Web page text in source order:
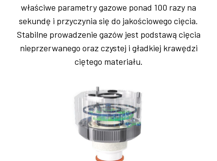
właściwe parametry gazowe ponad 100 razy na
sekundę i przyczynia się do jakościowego cięcia.
Stabilne prowadzenie gazów jest podstawą cięcia
nieprzerwanego oraz czystej i gładkiej krawędzi
ciętego materiału.